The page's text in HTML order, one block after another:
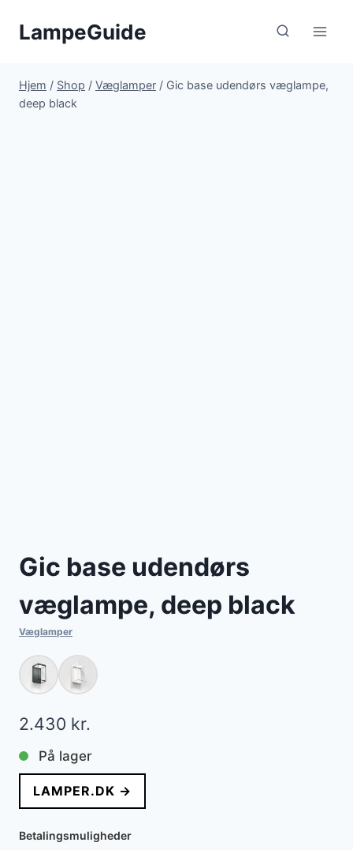
LampeGuide
Hjem / Shop / Væglamper / Gic base udendørs væglampe,
deep black
Gic base udendørs
væglampe, deep black
Væglamper
2.430 kr.
På lager
LAMPER.DK →
Betalingsmuligheder